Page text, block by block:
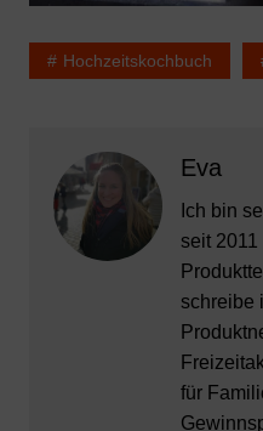
Hochzeitskochbuch
Eva
Ich bin
seit
schreibe
für